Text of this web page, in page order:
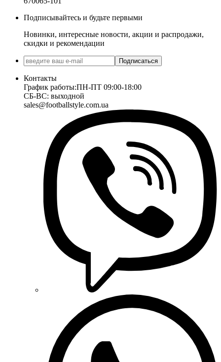
Подписывайтесь и будьте первыми
Новинки, интересные новости, акции и распродажи,
скидки и рекомендации
Подписаться
Контакты
График работы:ПН-ПТ 09:00-18:00
СБ-ВС: выходной
sales@footballstyle.com.ua